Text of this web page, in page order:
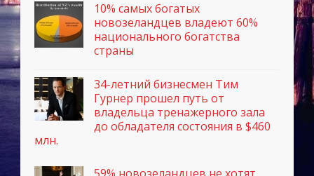
10% самых богатых
новозеландцев владеют 60%
национального богатства
страны
34-летний бизнесмен Тим
Гурнер прошел путь от
владельца тренажерного зала
до обладателя состояния в $460
млн.